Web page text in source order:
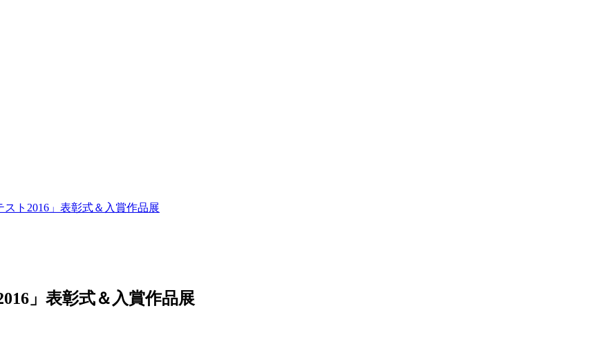
スト2016」表彰式＆入賞作品展
」表彰式＆入賞作品展